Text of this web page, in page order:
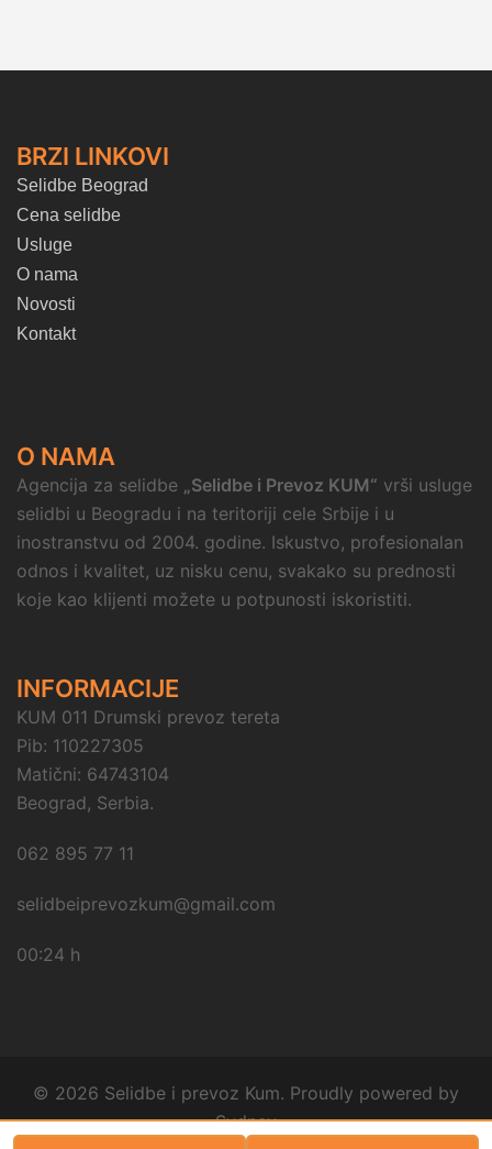
BRZI LINKOVI
Selidbe Beograd
Cena selidbe
Usluge
O nama
Novosti
Kontakt
O NAMA
Agencija za selidbe „Selidbe i Prevoz KUM“ vrši usluge
selidbi u Beogradu i na teritoriji cele Srbije i u
inostranstvu od 2004. godine. Iskustvo, profesionalan
odnos i kvalitet, uz nisku cenu, svakako su prednosti
koje kao klijenti možete u potpunosti iskoristiti.
INFORMACIJE
KUM 011 Drumski prevoz tereta
Pib: 110227305
Matični: 64743104
Beograd, Serbia.
062 895 77 11
selidbeiprevozkum@gmail.com
00:24 h
© 2026 Selidbe i prevoz Kum. Proudly powered by
Sydney